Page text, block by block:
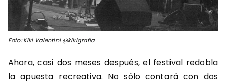
Foto: Kiki Valentini @kikigrafia
Ahora, casi dos meses después, el festival redobla
la apuesta recreativa. No sólo contará con dos